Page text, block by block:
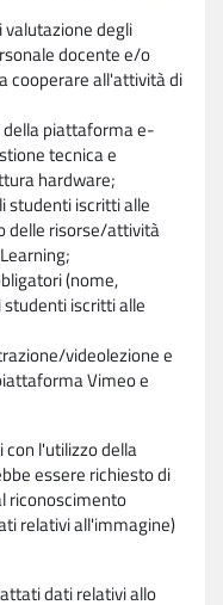
degli
docente e/o
cooperare all'attività di
piattaforma e-
tecnica e
hardware;
studenti iscritti alle
delle risorse/attività
(nome,
iscritti alle
videolezione e
Vimeo e
l'utilizzo della
essere richiesto di
riconoscimento
relativi all'immagine)
dati relativi allo